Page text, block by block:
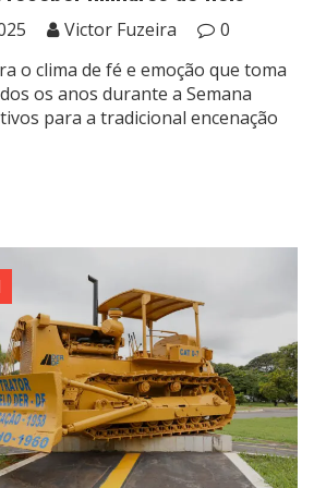
Victor Fuzeira
0
o clima de fé e emoção que toma
os anos durante a Semana
para a tradicional encenação